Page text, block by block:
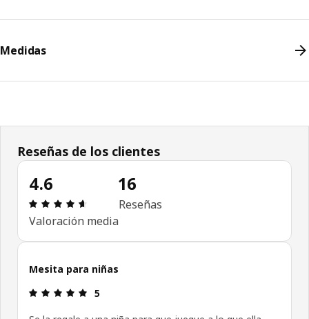
Medidas
Reseñas de los clientes
4.6
Revisión: 4.6 fuera de 5 estrellas. Revisiones
Valoración media
16
Reseñas
Mesita para niñas
Revisión: 5 fuera de 5 estrellas.
5